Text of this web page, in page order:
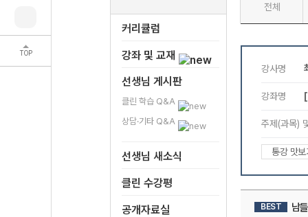
TOP
커리큘럼
강좌 및 교재
선생님 게시판
클린 학습 Q&A
상담·기타 Q&A
선생님 새소식
클린 수강평
공개자료실
전체